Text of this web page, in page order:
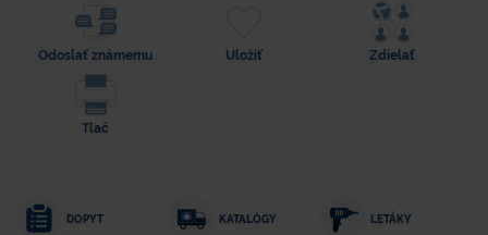
Odoslať známemu Uložiť Zdielať
Tlač
DOPYT KATALÓGY LETÁKY